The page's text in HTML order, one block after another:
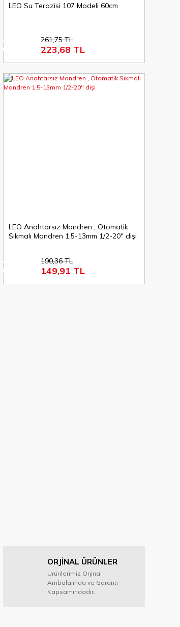
LEO Su Terazisi 107 Modeli 60cm
%15
indirim
261,75 TL
223,68 TL
LEO Anahtarsız Mandren , Otomatik
Sıkmalı Mandren 1.5-13mm 1/2-20'' dişi
%21
indirim
190,36 TL
149,91 TL
ORJİNAL ÜRÜNLER
Ürünlerimiz Orjinal
Ambalajında ve Garanti
Kapsamındadır.